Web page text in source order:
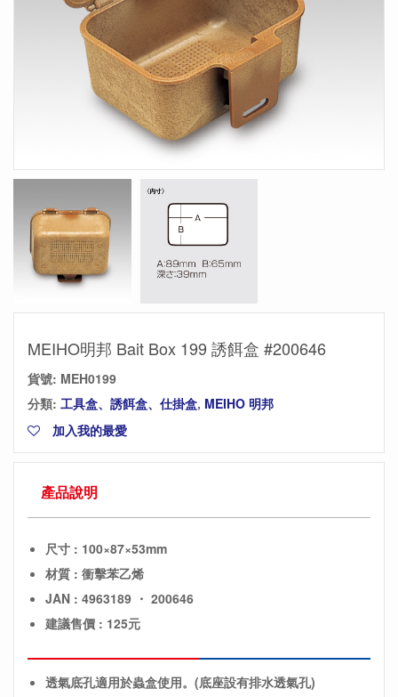
MEIHO明邦 Bait Box 199 誘餌盒 #200646
貨號: MEH0199
分類: 工具盒、誘餌盒、仕掛盒, MEIHO 明邦
加入我的最愛
產品說明
尺寸 : 100×87×53mm
材質 : 衝擊苯乙烯
JAN : 4963189 ・ 200646
建議售價 : 125元
透氣底孔適用於蟲盒使用。(底座設有排水透氣孔)